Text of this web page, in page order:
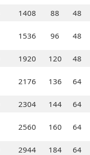
1408 88 48
1536 96 48
1920 120 48
2176 136 64
2304 144 64
2560 160 64
2944 184 64